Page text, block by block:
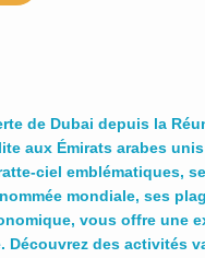
de Dubai depuis la
aux Émirats arabes
ciel emblématiques,
mondiale, ses
vous offre une
Découvrez des activités